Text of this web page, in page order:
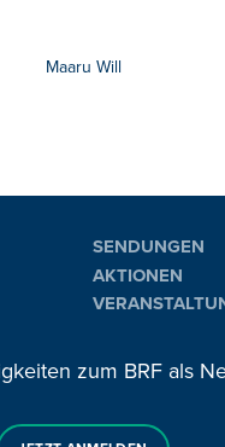
Maaru Will
SENDUNGEN
AKTIONEN
zum BRF als